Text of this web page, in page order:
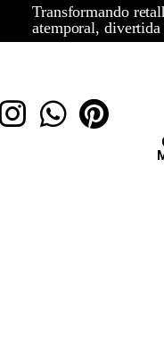
Transformando
atemporal, divertida